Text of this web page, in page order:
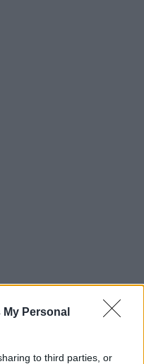
Personal
to third parties, or
μεγαλύτερες πόλεις
περίπου 250.000
της δίνει την